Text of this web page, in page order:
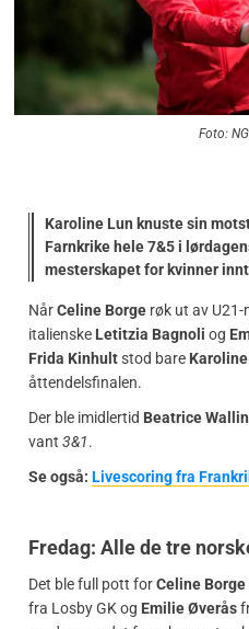
Foto:
Karoline Lun knuste sin
Farnkrike hele 7&5 i
mesterskapet for kvinner
NårCeline Borge røk ut av
italienske Letitzia Bagnoli og
Frida Kinhultstod bare
åttendelsfinalen.
Der ble imidlertid Beatrice Wallin
vant 3&1.
Se også: Livescoring fra
Fredag: Alle de tre
Det ble full pott forCeline Borge
fra Losby GK og Emilie Øverås